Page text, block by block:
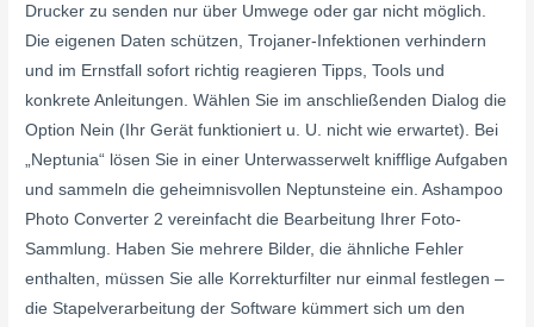
Drucker zu senden nur über Umwege oder gar nicht möglich.
Die eigenen Daten schützen, Trojaner-Infektionen verhindern
und im Ernstfall sofort richtig reagieren Tipps, Tools und
konkrete Anleitungen. Wählen Sie im anschließenden Dialog die
Option Nein (Ihr Gerät funktioniert u. U. nicht wie erwartet). Bei
„Neptunia“ lösen Sie in einer Unterwasserwelt knifflige Aufgaben
und sammeln die geheimnisvollen Neptunsteine ein. Ashampoo
Photo Converter 2 vereinfacht die Bearbeitung Ihrer Foto-
Sammlung. Haben Sie mehrere Bilder, die ähnliche Fehler
enthalten, müssen Sie alle Korrekturfilter nur einmal festlegen –
die Stapelverarbeitung der Software kümmert sich um den